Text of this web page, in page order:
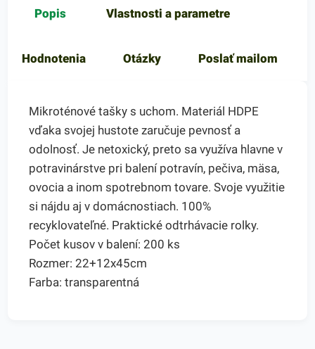
Popis Vlastnosti a parametre
Hodnotenia Otázky Poslať mailom
Mikroténové tašky s uchom. Materiál HDPE
vďaka svojej hustote zaručuje pevnosť a
odolnosť. Je netoxický, preto sa využíva hlavne v
potravinárstve pri balení potravín, pečiva, mäsa,
ovocia a inom spotrebnom tovare. Svoje využitie
si nájdu aj v domácnostiach. 100%
recyklovateľné. Praktické odtrhávacie rolky.
Počet kusov v balení: 200 ks
Rozmer: 22+12x45cm
Farba: transparentná